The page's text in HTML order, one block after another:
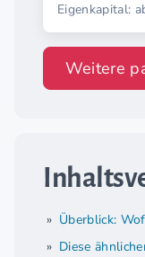
Eigenkapital:
Weitere
Überblick:
Diese